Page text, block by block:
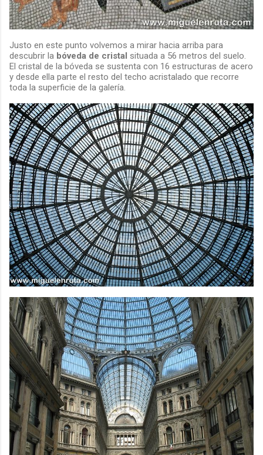
Justo en este punto volvemos a mirar hacia arriba para
descubrir la bóveda de cristal situada a 56 metros del suelo.
El cristal de la bóveda se sustenta con 16 estructuras de acero
y desde ella parte el resto del techo acristalado que recorre
toda la superficie de la galería.